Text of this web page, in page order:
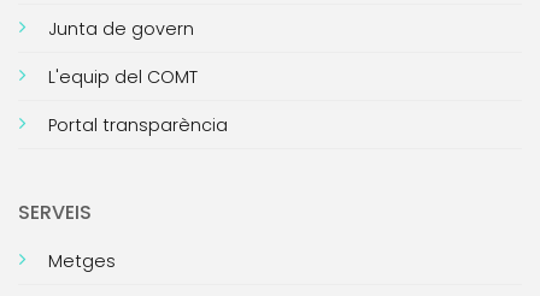
Junta de govern
L'equip del COMT
Portal transparència
SERVEIS
Metges